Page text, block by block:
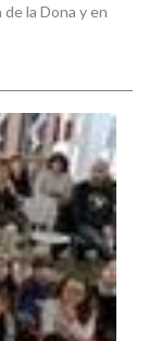
la Dona y en